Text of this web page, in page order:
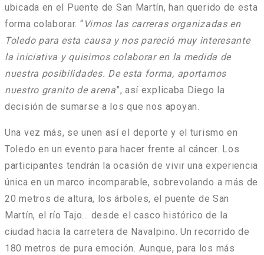
ubicada en el
Puente de San Martín, han querido de esta
forma colaborar. “ Vimos las carreras organizadas en
Toledo para esta causa y nos pareció muy interesante
la iniciativa y quisimos colaborar en la medida de
nuestra posibilidades. De esta forma, aportamos
nuestro granito de arena”, así explicaba Diego la
decisión de sumarse a los que nos apoyan.
Una vez más, se unen así el deporte y el turismo en
Toledo en un evento para hacer frente al cáncer. Los
participantes tendrán la ocasión de vivir una experiencia
única en un marco incomparable, sobrevolando a más de
20 metros de altura, los árboles, el puente de San
Martín, el río Tajo… desde el casco histórico de la
ciudad hacia la carretera de Navalpino. Un recorrido de
180 metros de pura emoción. Aunque, para los más